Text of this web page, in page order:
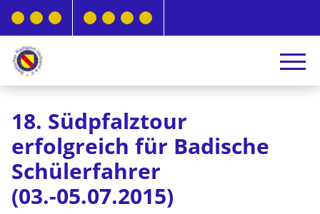
18. Südpfalztour
erfolgreich für Badische
Schülerfahrer
(03.-05.07.2015)